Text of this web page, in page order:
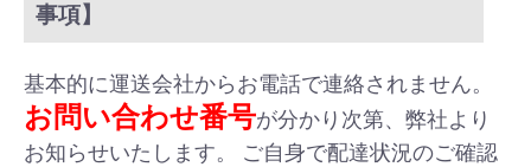
事項】
基本的に運送会社からお電話で連絡されません。
お問い合わせ番号が分かり次第、弊社より
お知らせいたします。 ご自身で配達状況のご確認